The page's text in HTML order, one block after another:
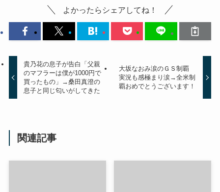
よかったらシェアしてね！
貴乃花の息子が告白「父親
のマフラーは僕が1000円で
買ったもの」→桑田真澄の
息子と同じ匂いがしてきた
大坂なおみ涙のＧＳ制覇
実況も感極まり涙→全米制
覇おめでとうございます！
関連記事